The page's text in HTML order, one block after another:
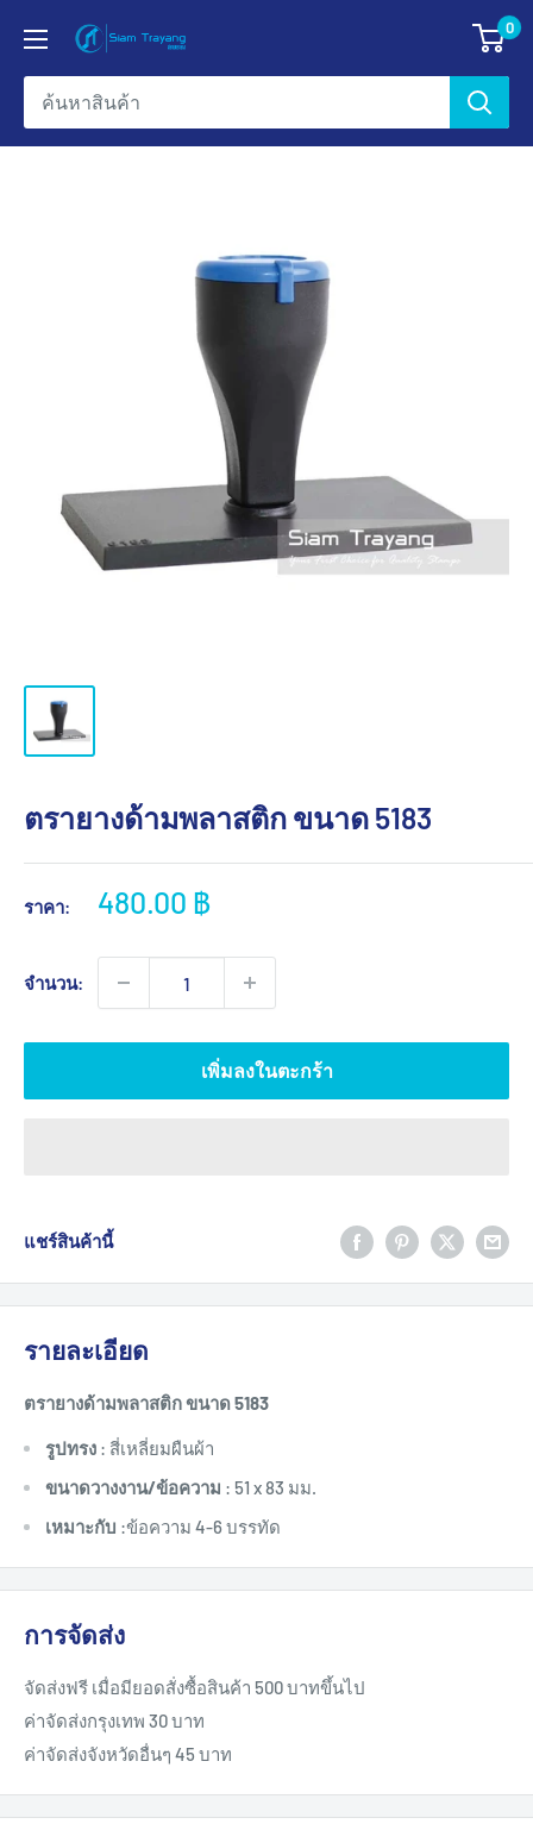
เนื้อหา
ข้อมูล
บริษัท
สยาม
0
ตรายางด้ามพลาสติก ขนาด 5183
ราคา:
ราคา
480.00 ฿
จำนวน:
เพิ่มลงในตะกร้า
แชร์สินค้านี้
รายละเอียด
ตรายางด้ามพลาสติกขนาด 5183
รูปทรง : สี่เหลี่ยมผืนผ้า
ขนาดวางงาน/ข้อความ : 51 x 83 มม.
เหมาะกับ :ข้อความ 4-6 บรรทัด
การจัดส่ง
จัดส่งฟรี เมื่อมียอดสั่งซื้อสินค้า 500 บาทขึ้นไป
ค่าจัดส่งกรุงเทพ 30 บาท
ค่าจัดส่งจังหวัดอื่นๆ 45 บาท